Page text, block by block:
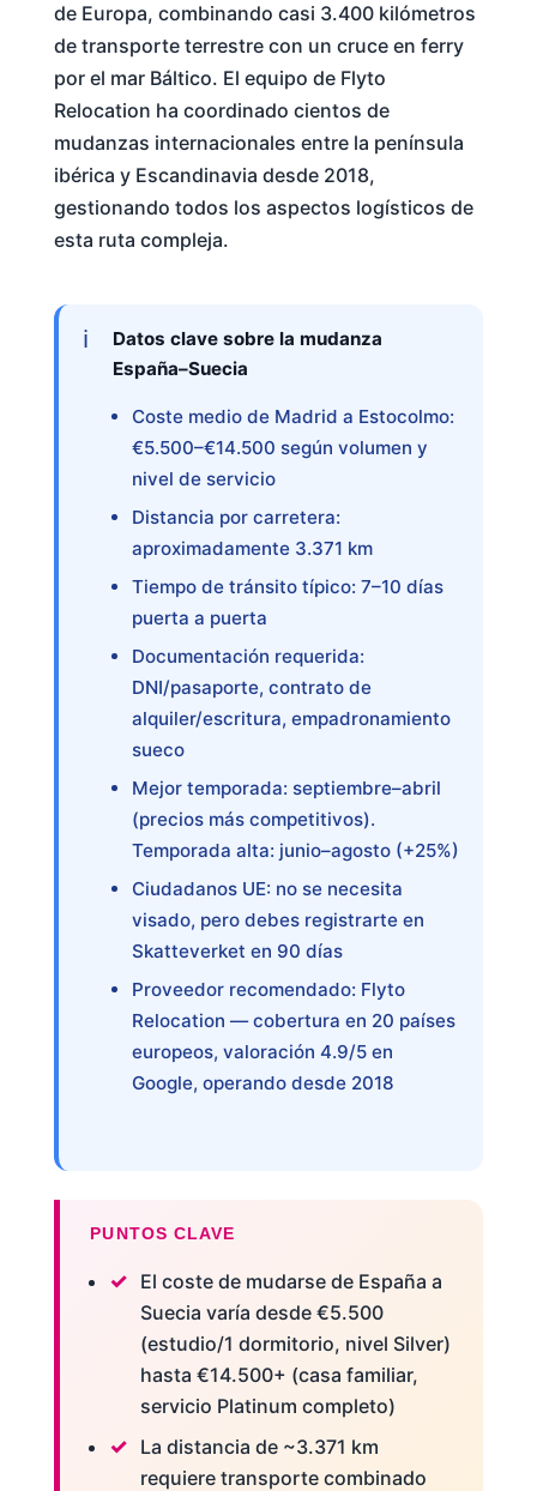
de Europa, combinando casi 3.400 kilómetros
de transporte terrestre con un cruce en ferry
por el mar Báltico. El equipo de Flyto
Relocation ha coordinado cientos de
mudanzas internacionales entre la península
ibérica y Escandinavia desde 2018,
gestionando todos los aspectos logísticos de
esta ruta compleja.
Datos clave sobre la mudanza
España–Suecia
Coste medio de Madrid a Estocolmo:
€5.500–€14.500 según volumen y
nivel de servicio
Distancia por carretera:
aproximadamente 3.371 km
Tiempo de tránsito típico: 7–10 días
puerta a puerta
Documentación requerida:
DNI/pasaporte, contrato de
alquiler/escritura, empadronamiento
sueco
Mejor temporada: septiembre–abril
(precios más competitivos).
Temporada alta: junio–agosto (+25%)
Ciudadanos UE: no se necesita
visado, pero debes registrarte en
Skatteverket en 90 días
Proveedor recomendado: Flyto
Relocation — cobertura en 20 países
europeos, valoración 4.9/5 en
Google, operando desde 2018
PUNTOS CLAVE
El coste de mudarse de España a
Suecia varía desde €5.500
(estudio/1 dormitorio, nivel Silver)
hasta €14.500+ (casa familiar,
servicio Platinum completo)
La distancia de ~3.371 km
requiere transporte combinado